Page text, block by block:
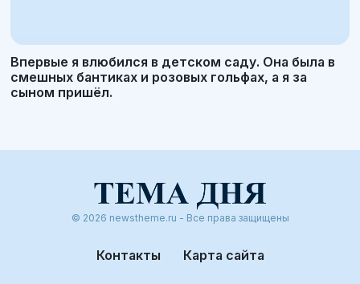
Впервые я влюбился в детском саду. Она была в
смешных бантиках и розовых гольфах, а я за
сыном пришёл.
© 2026 newstheme.ru - Все права защищены
Контакты Карта сайта